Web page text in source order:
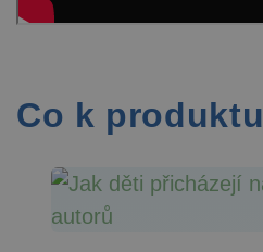
Co k produktu